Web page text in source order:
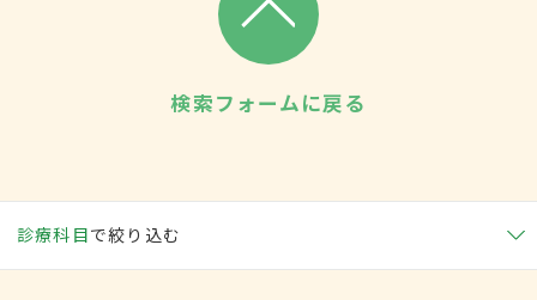
検索フォームに戻る
診療科目で絞り込む